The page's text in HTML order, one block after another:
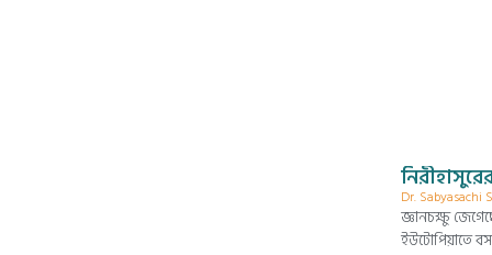
Dr. Sabyasachi
জ্ঞানচক্ষু
ইউটোপিয়াতে